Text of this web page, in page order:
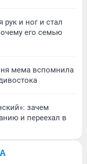
и ног и стал
его семью
мема вспомнила
зачем
и переехал в